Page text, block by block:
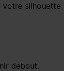
votre silhouette
debout.